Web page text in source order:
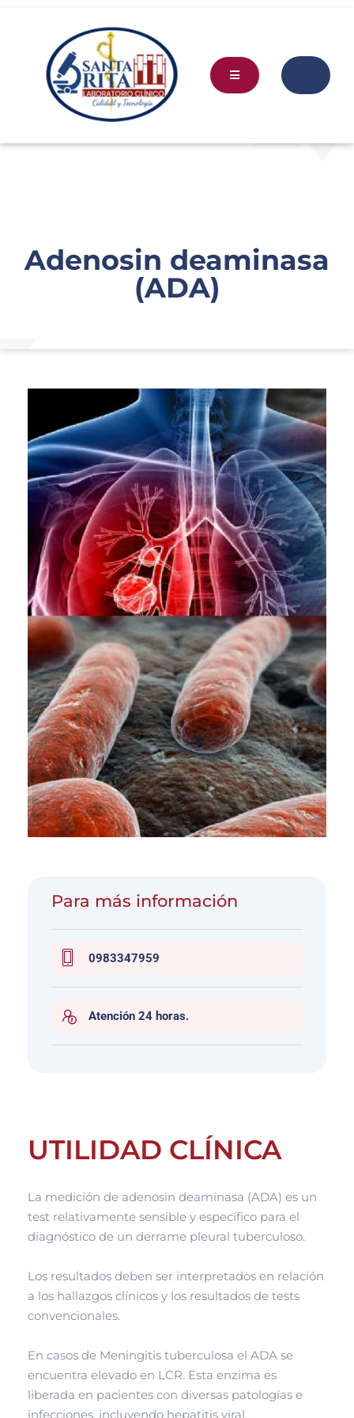
Adenosin deaminasa
(ADA)
Para más información
0983347959
Atención 24 horas.
UTILIDAD CLÍNICA
La medición de adenosin deaminasa (ADA) es un
test relativamente sensible y específico para el
diagnóstico de un derrame pleural tuberculoso.
Los resultados deben ser interpretados en relación
a los hallazgos clínicos y los resultados de tests
convencionales.
En casos de Meningitis tuberculosa el ADA se
encuentra elevado en LCR. Esta enzima es
liberada en pacientes con diversas patologías e
infecciones, incluyendo hepatitis viral,